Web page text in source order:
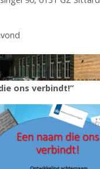
ons verbindt!”